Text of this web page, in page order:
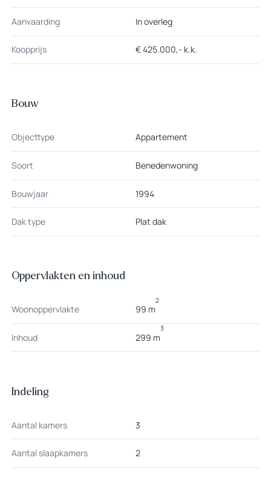
Aanvaarding In overleg
Koopprijs € 425.000,- k.k.
Bouw
Objecttype Appartement
Soort Benedenwoning
Bouwjaar 1994
Dak type Plat dak
Oppervlakten en inhoud
Woonoppervlakte 99 m
2
Inhoud 299 m
3
Indeling
Aantal kamers 3
Aantal slaapkamers 2